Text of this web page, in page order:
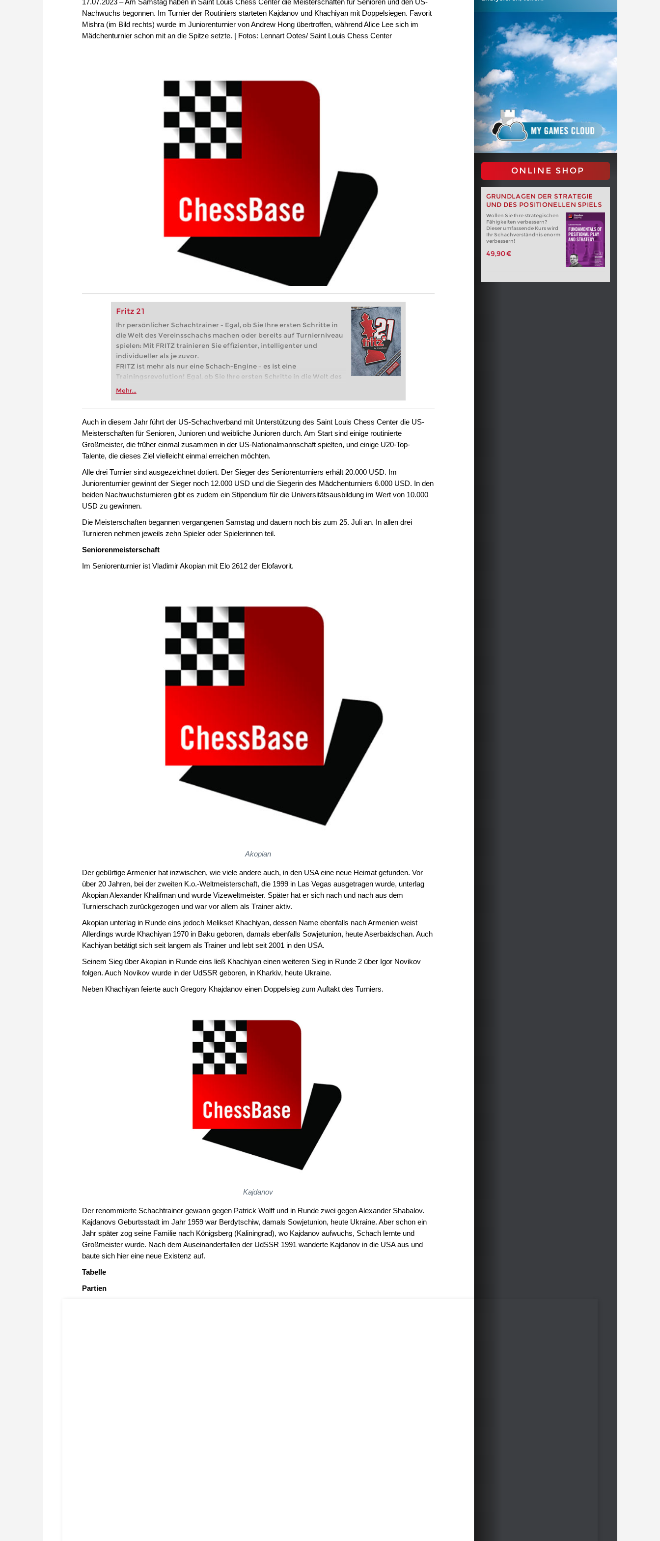
Nachwuchs begonnen. Im Turnier der Routiniers starteten Kajdanov und Khachiyan mit Doppelsiegen. Favorit
Mishra (im Bild rechts) wurde im Juniorenturnier von Andrew Hong übertroffen, während Alice Lee sich im
Mädchenturnier schon mit an die Spitze setzte. | Fotos: Lennart Ootes/ Saint Louis Chess Center
Fritz 21
Ihr persönlicher Schachtrainer - Egal, ob Sie Ihre ersten Schritte in
die Welt des Vereinsschachs machen oder bereits auf Turnierniveau
spielen: Mit FRITZ trainieren Sie effizienter, intelligenter und
individueller als je zuvor.
FRITZ ist mehr als nur eine Schach-Engine – es ist eine
Trainingsrevolution! Egal, ob Sie Ihre ersten Schritte in die Welt des
Vereinsschachs machen oder bereits auf Turnierniveau spielen: Mit
zuvor.
Mehr...
ONLINE SHOP
GRUNDLAGEN DER STRATEGIE
UND DES POSITIONELLEN SPIELS
Wollen Sie Ihre strategischen
Fähigkeiten verbessern?
Dieser umfassende Kurs wird
Ihr Schachverständnis enorm
verbessern!
49,90 €
Auch in diesem Jahr führt der US-Schachverband mit Unterstützung des Saint Louis Chess Center die US-
Meisterschaften für Senioren, Junioren und weibliche Junioren durch. Am Start sind einige routinierte
Großmeister, die früher einmal zusammen in der US-Nationalmannschaft spielten, und einige U20-Top-
Talente, die dieses Ziel vielleicht einmal erreichen möchten.
Alle drei Turnier sind ausgezeichnet dotiert. Der Sieger des Seniorenturniers erhält 20.000 USD. Im
Juniorenturnier gewinnt der Sieger noch 12.000 USD und die Siegerin des Mädchenturniers 6.000 USD. In den
beiden Nachwuchsturnieren gibt es zudem ein Stipendium für die Universitätsausbildung im Wert von 10.000
USD zu gewinnen.
Die Meisterschaften begannen vergangenen Samstag und dauern noch bis zum 25. Juli an. In allen drei
Turnieren nehmen jeweils zehn Spieler oder Spielerinnen teil.
Seniorenmeisterschaft
Im Seniorenturnier ist Vladimir Akopian mit Elo 2612 der Elofavorit.
Akopian
Der gebürtige Armenier hat inzwischen, wie viele andere auch, in den USA eine neue Heimat gefunden. Vor
über 20 Jahren, bei der zweiten K.o.-Weltmeisterschaft, die 1999 in Las Vegas ausgetragen wurde, unterlag
Akopian Alexander Khalifman und wurde Vizeweltmeister. Später hat er sich nach und nach aus dem
Turnierschach zurückgezogen und war vor allem als Trainer aktiv.
Akopian unterlag in Runde eins jedoch Melikset Khachiyan, dessen Name ebenfalls nach Armenien weist
Allerdings wurde Khachiyan 1970 in Baku geboren, damals ebenfalls Sowjetunion, heute Aserbaidschan. Auch
Kachiyan betätigt sich seit langem als Trainer und lebt seit 2001 in den USA.
Seinem Sieg über Akopian in Runde eins ließ Khachiyan einen weiteren Sieg in Runde 2 über Igor Novikov
folgen. Auch Novikov wurde in der UdSSR geboren, in Kharkiv, heute Ukraine.
Neben Khachiyan feierte auch Gregory Khajdanov einen Doppelsieg zum Auftakt des Turniers.
Kajdanov
Der renommierte Schachtrainer gewann gegen Patrick Wolff und in Runde zwei gegen Alexander Shabalov.
Kajdanovs Geburtsstadt im Jahr 1959 war Berdytschiw, damals Sowjetunion, heute Ukraine. Aber schon ein
Jahr später zog seine Familie nach Königsberg (Kaliningrad), wo Kajdanov aufwuchs, Schach lernte und
Großmeister wurde. Nach dem Auseinanderfallen der UdSSR 1991 wanderte Kajdanov in die USA aus und
baute sich hier eine neue Existenz auf.
Tabelle
Partien